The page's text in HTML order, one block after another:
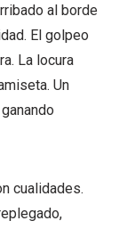
al borde
El golpeo
La locura
Un
cualidades.